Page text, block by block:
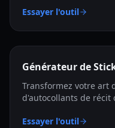
Essayer l'outil
Générateur de
Transformez votre art
d'autocollants de récit
Essayer l'outil